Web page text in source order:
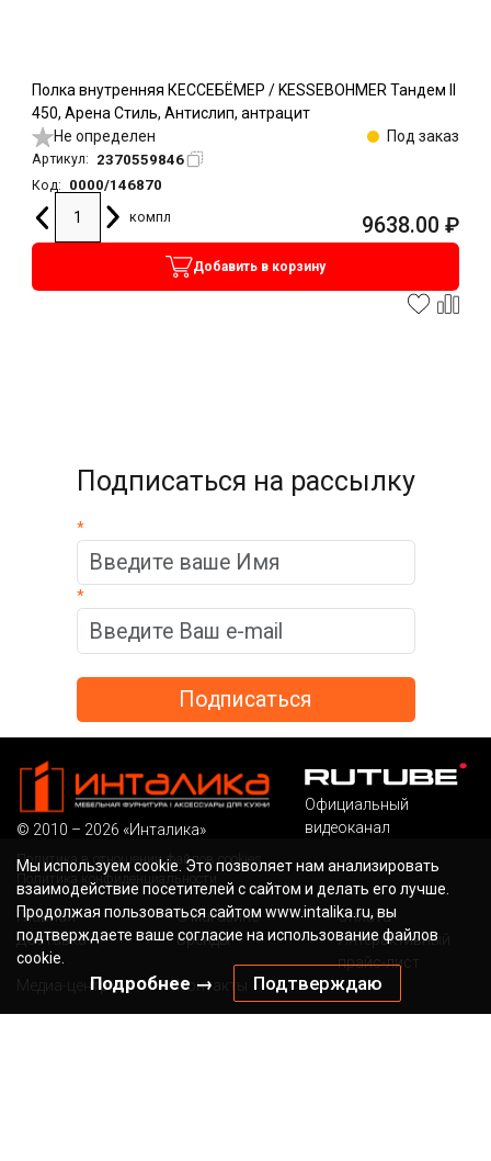
Полка внутренняя КЕССЕБЁМЕР / KESSEBOHMER Тандем II
450, Арена Стиль, Антислип, антрацит
Не определен
Под заказ
Артикул: 2370559846
Код:
0000/146870
компл
9638.00 ₽
Добавить в корзину
Подписаться на рассылку
*
*
Мы используем cookie. Это позволяет нам анализировать
взаимодействие посетителей с сайтом и делать его лучше.
Продолжая пользоваться сайтом www.intalika.ru, вы
подтверждаете ваше согласие на использование файлов
cookie.
Подробнее → Подтверждаю
© 2010 – 2026 «Инталика»
Политика в отношении файлов cookies
Политика конфиденциальности
Официальный
видеоканал
Главная О магазине
Оплата
Доставка
Бренды
Интерактивный
прайс-лист
Медиа-центр
Контакты